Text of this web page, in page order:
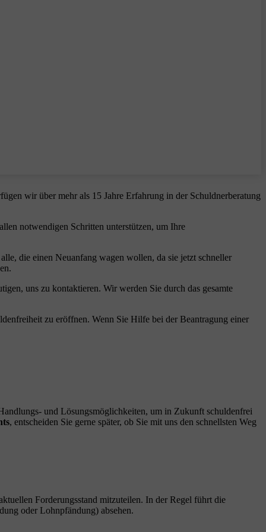
wir über mehr als 15 Jahre Erfahrung in der Schuldnerberatung
notwendigen Schritten unterstützen, um Ihre
die einen Neuanfang wagen wollen, da sie jetzt schneller
uns zu kontaktieren. Wir werden Sie durch das gesamte
zu eröffnen. Wenn Sie Hilfe bei der Beantragung einer
und Lösungsmöglichkeiten, um in Zukunft schuldenfrei
, entscheiden Sie gerne später, ob Sie mit uns den schnellsten Weg
Forderungsstand mitzuteilen. In der Regel führt die
oder Lohnpfändung) absehen.